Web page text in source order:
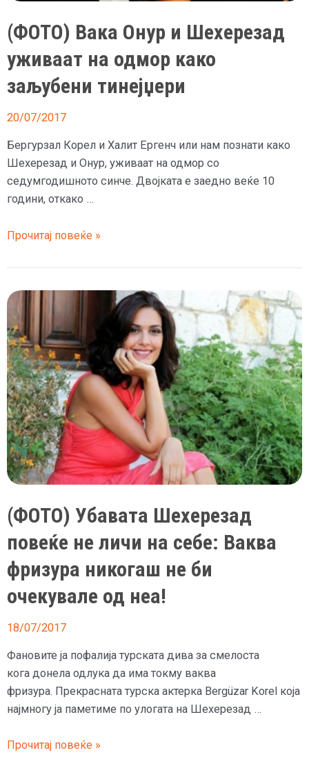
(ФОТО) Вака Онур и Шехерезад
уживаат на одмор како
заљубени тинејџери
20/07/2017
Бергурзал Корел и Халит Ергенч или нам познати како
Шехерезад и Онур, уживаат на одмор со
седумгодишното синче. Двојката е заедно веќе 10
години, откако …
(ФОТО)
Онур
Шехерезад
уживаат
на
одмор
како
заљубени
тинејџери
Прочитај повеќе »
(ФОТО) Убавата Шехерезад
повеќе не личи на себе: Ваква
фризура никогаш не би
очекувале од неа!
18/07/2017
Фановите ја пофалија турската дива за смелоста
кога донела одлука да има токму ваква
фризура. Прекрасната турска актерка Bergüzar Korel која
најмногу ја паметиме по улогата на Шехерезад …
(ФОТО)
Прочитај повеќе »